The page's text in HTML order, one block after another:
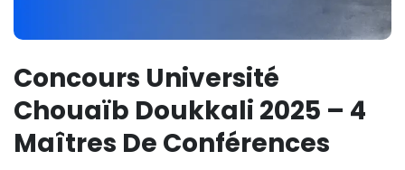
Concours Université
Chouaïb Doukkali 2025 – 4
Maîtres De Conférences